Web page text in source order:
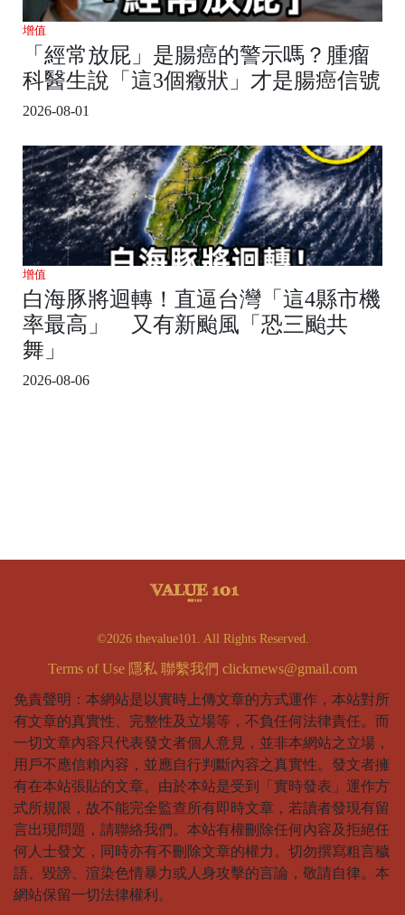
增值
「經常放屁」是腸癌的警示嗎？腫瘤
科醫生說「這3個癥狀」才是腸癌信號
2026-08-01
增值
白海豚將迴轉！直逼台灣「這4縣市機
率最高」 又有新颱風「恐三颱共
舞」
2026-08-06
©2026 thevalue101. All Rights Reserved.
Terms of Use 隱私 聯繫我們 clickrnews@gmail.com
免責聲明：本網站是以實時上傳文章的方式運作，本站對所
有文章的真實性、完整性及立場等，不負任何法律責任。而
一切文章內容只代表發文者個人意見，並非本網站之立場，
用戶不應信賴內容，並應自行判斷內容之真實性。發文者擁
有在本站張貼的文章。由於本站是受到「實時發表」運作方
式所規限，故不能完全監查所有即時文章，若讀者發現有留
言出現問題，請聯絡我們。本站有權刪除任何內容及拒絕任
何人士發文，同時亦有不刪除文章的權力。切勿撰寫粗言穢
語、毀謗、渲染色情暴力或人身攻擊的言論，敬請自律。本
網站保留一切法律權利。